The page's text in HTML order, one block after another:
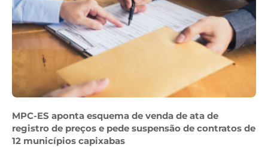
MPC-ES aponta esquema de venda de ata de
registro de preços e pede suspensão de contratos de
12 municípios capixabas